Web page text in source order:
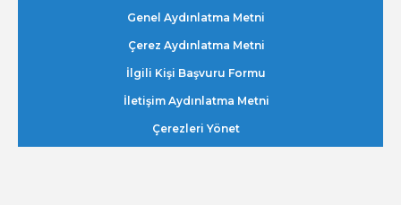
Genel Aydınlatma Metni
Çerez Aydınlatma Metni
İlgili Kişi Başvuru Formu
İletişim Aydınlatma Metni
Çerezleri Yönet